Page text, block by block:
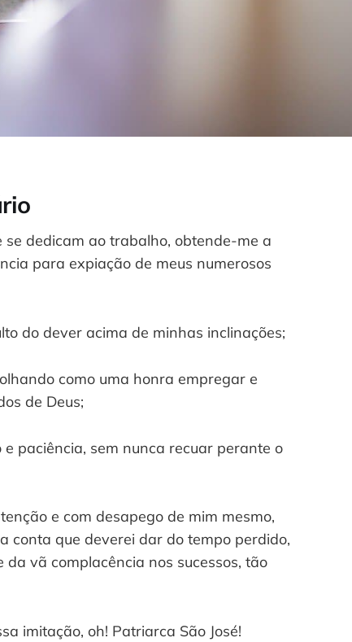
se dedicam ao trabalho, obtende-me a
para expiação de meus numerosos
do dever acima de minhas inclinações;
como uma honra empregar e
de Deus;
paciência, sem nunca recuar perante o
e com desapego de mim mesmo,
conta que deverei dar do tempo perdido,
vã complacência nos sucessos, tão
imitação, oh! Patriarca São José!